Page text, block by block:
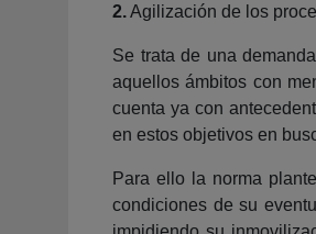
2.Agilización de los
Se trata de una
aquellos ámbitos con
cuenta ya con
en estos objetivos en
Para ello la norma
condiciones de su